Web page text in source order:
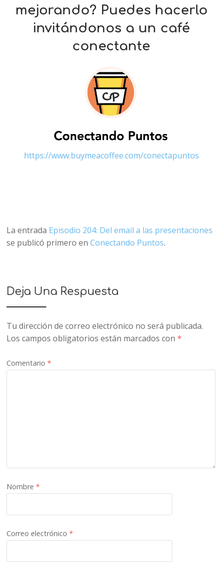
mejorando? Puedes hacerlo
invitándonos a un café
conectante
https://www.buymeacoffee.com/conectapuntos
La entrada Episodio 204: Del email a las presentaciones
se publicó primero enConectando Puntos.
Deja Una Respuesta
Tu dirección de correo electrónico no será publicada.
Los campos obligatorios están marcados con*
Comentario*
Nombre*
Correo electrónico*